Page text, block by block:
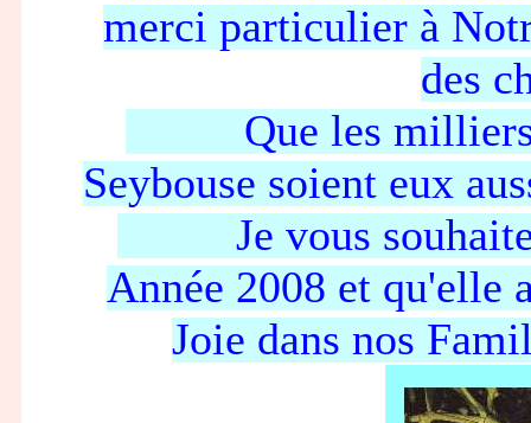
merci particulier à
des
Que les milliers
Seybouse soient eux
Je vous souhaite à
Année 2008 et qu'elle
Joie dans nos